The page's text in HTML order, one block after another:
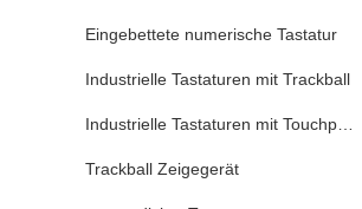
Eingebettete numerische Tastatur
Industrielle Tastaturen mit Trackball
Industrielle Tastaturen mit Touchpad
Trackball Zeigegerät